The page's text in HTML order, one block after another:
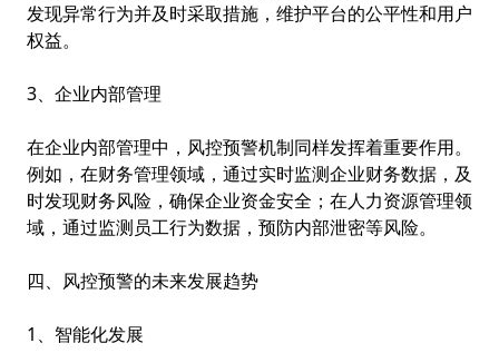
发现异常行为并及时采取措施，维护平台的公平性和用户
权益。
3、企业内部管理
在企业内部管理中，风控预警机制同样发挥着重要作用。
例如，在财务管理领域，通过实时监测企业财务数据，及
时发现财务风险，确保企业资金安全；在人力资源管理领
域，通过监测员工行为数据，预防内部泄密等风险。
四、风控预警的未来发展趋势
1、智能化发展